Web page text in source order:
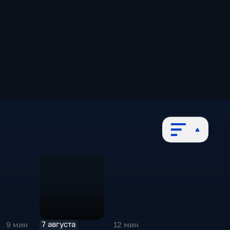
9 мин 7 августа
12 мин